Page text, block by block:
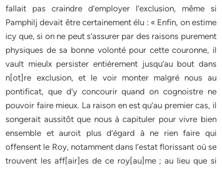
fallait pas craindre d’employer l’exclusion, même si
Pamphilj devait être certainement élu : « Enfin, on estime
icy que, si on ne peut s’assurer par des raisons purement
physiques de sa bonne volonté pour cette couronne, il
vault mieulx persister entièrement jusqu’au bout dans
n[ot]re exclusion, et le voir monter malgré nous au
pontificat, que d’y concourir quand on cognoistre ne
pouvoir faire mieux. La raison en est qu’au premier cas, il
songerait aussitôt que nous à capituler pour vivre bien
ensemble et auroit plus d’égard à ne rien faire qui
offensent le Roy, notamment dans l’estat florissant où se
trouvent les aff[air]es de ce roy[au]me ; au lieu que si